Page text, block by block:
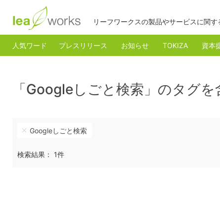
リーフワークスの製品やサービスに関
人気ワード プレスリリース お知らせ TOKIZA 資本
「Googleしごと検索」のタグを
Googleしごと検索
検索結果： 1件